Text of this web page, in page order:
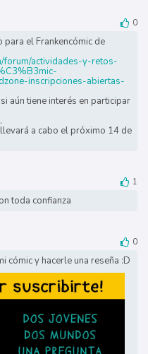
0
el Frankencómic de
forum/actividades-y-retos-
inscripciones-abiertas-
aún tiene interés en participar
a cabo el próximo 14 de
1
toda confianza
0
cómic y hacerle una reseña :D